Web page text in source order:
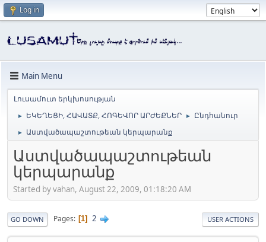
Log in
Main Menu
Լուսամուտ երկխոսության
► ԵԿԵՂԵՑԻ, ՀԱՎԱՏՔ, ՀՈԳԵՎՈՐ ԱՐԺԵՔՆԵՐ ► Ընդհանուր
► Աստվածապաշտութեան կերպարանք
Աստվածապաշտութեան
կերպարանք
Started by vahan, August 22, 2009, 01:18:20 AM
GO DOWN Pages 1 2 USER ACTIONS